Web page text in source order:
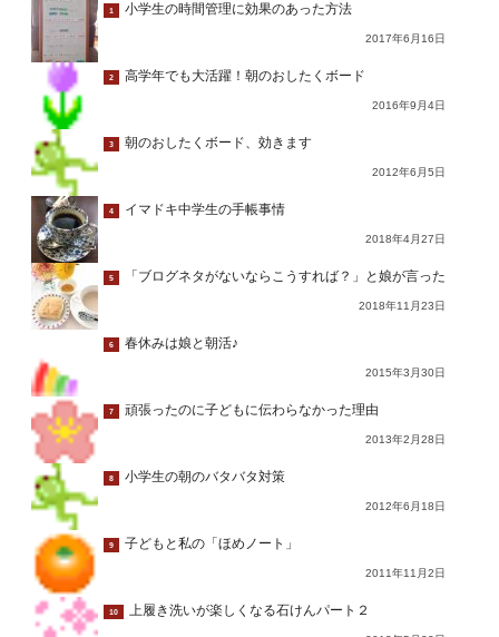
1 小学生の時間管理に効果のあった方法
2017年6月16日
2 高学年でも大活躍！朝のおしたくボード
2016年9月4日
3 朝のおしたくボード、効きます
2012年6月5日
4 イマドキ中学生の手帳事情
2018年4月27日
5 「ブログネタがないならこうすれば？」と娘が言った
2018年11月23日
6 春休みは娘と朝活♪
2015年3月30日
7 頑張ったのに子どもに伝わらなかった理由
2013年2月28日
8 小学生の朝のバタバタ対策
2012年6月18日
9 子どもと私の「ほめノート」
2011年11月2日
10 上履き洗いが楽しくなる石けんパート２